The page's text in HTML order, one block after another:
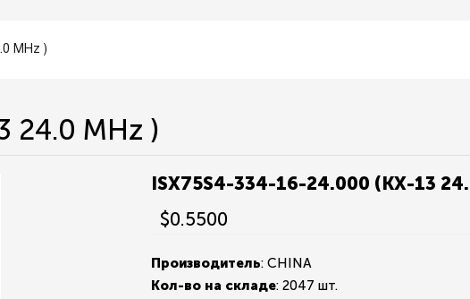
MHz )
24.0 MHz )
ISX75S4-334-16-24.000 (KX-13
$0.5500
Производитель: CHINA
Кол-во на складе:2047 шт.